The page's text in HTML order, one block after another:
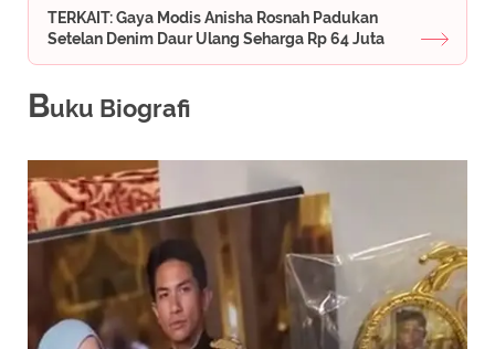
TERKAIT: Gaya Modis Anisha Rosnah Padukan
Setelan Denim Daur Ulang Seharga Rp 64 Juta
Buku Biografi